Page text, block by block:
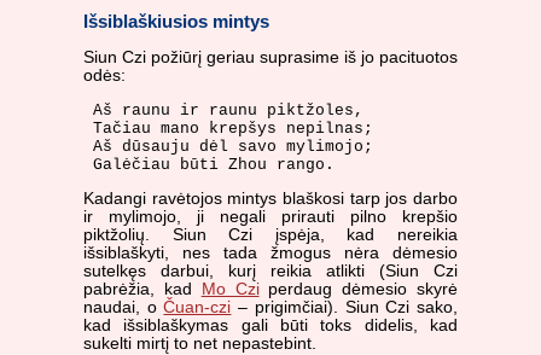
Išsiblaškiusios mintys
Siun Czi požiūrį geriau suprasime iš jo pacituotos
odės:
Aš raunu ir raunu piktžoles,
Tačiau mano krepšys nepilnas;
Aš dūsauju dėl savo mylimojo;
Kadangi ravėtojos mintys blaškosi tarp jos darbo
ir mylimojo, ji negali prirauti pilno krepšio
piktžolių. Siun Czi įspėja, kad nereikia
išsiblaškyti, nes tada žmogus nėra dėmesio
sutelkęs darbui, kurį reikia atlikti (Siun Czi
pabrėžia, kad
Mo Cziperdaug dėmesio skyrė
naudai, oČuan-czi – prigimčiai). Siun Czi sako,
kad išsiblaškymas gali būti toks didelis, kad
sukelti mirtį to net nepastebint.